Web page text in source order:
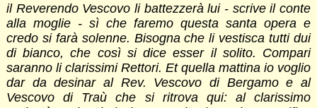
il Reverendo Vescovo li battezzerà lui - scrive il conte
alla moglie - sì che faremo questa santa opera e
credo si farà solenne. Bisogna che li vestisca tutti dui
di bianco, che così si dice esser il solito. Compari
saranno li clarissimi Rettori. Et quella mattina io voglio
dar da desinar al Rev. Vescovo di Bergamo e al
Vescovo di Traù che si ritrova qui: al clarissimo